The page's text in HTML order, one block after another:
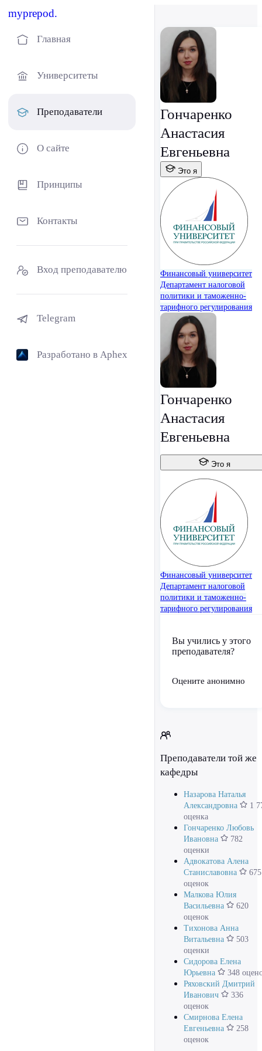
myprepod.
Главная
Университеты
Преподаватели
О сайте
Принципы
Контакты
Вход преподавателю
Telegram
Разработано в Aphex
Гончаренко
Анастасия
Евгеньевна
Это я
Финансовый университет
Департамент налоговой
политики и таможенно-
тарифного регулирования
Гончаренко
Анастасия
Евгеньевна
Это я
Финансовый университет
Департамент налоговой
политики и таможенно-
тарифного регулирования
Вы учились у этого
преподавателя?
Оцените анонимно
Преподаватели той же
кафедры
Назарова Наталья
Александровна
1
оценка
Гончаренко Любовь
Ивановна
782
оценки
Адвокатова Алена
Станиславовна
675
оценок
Малкова Юлия
Васильевна
620
оценок
Тихонова Анна
Витальевна
503
оценки
Сидорова Елена
Юрьевна
348
Ряховский Дмитрий
Иванович
336
оценок
Смирнова Елена
Евгеньевна
258
оценок